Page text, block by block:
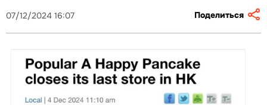
07/12/2024 16:07 Поделиться